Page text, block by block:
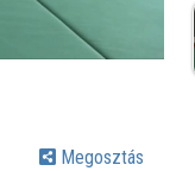
Megosztás